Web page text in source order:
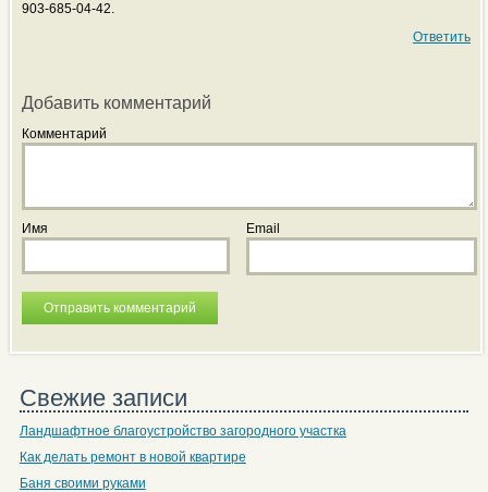
903-685-04-42.
Ответить
Добавить комментарий
Комментарий
Имя Email
Свежие записи
Ландшафтное благоустройство загородного участка
Как делать ремонт в новой квартире
Баня своими руками